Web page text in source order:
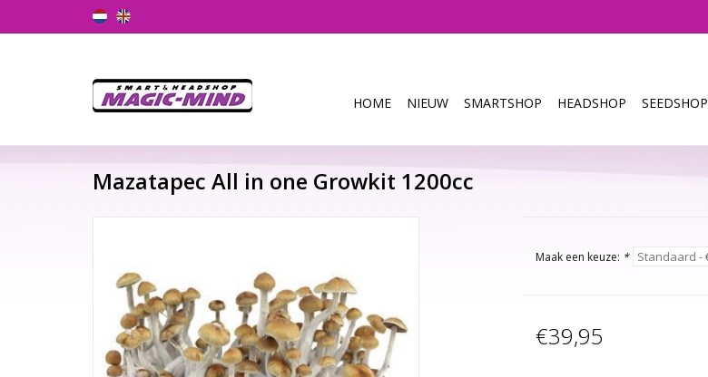
HOME NIEUW SMARTSHOP HEADSHOP SEEDSHOP
Mazatapec All in one Growkit 1200cc
Maak een keuze: *
€39,95